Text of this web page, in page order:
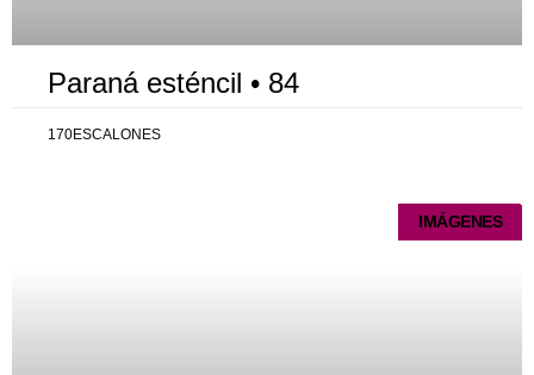
Paraná esténcil • 84
170ESCALONES
IMÁGENES